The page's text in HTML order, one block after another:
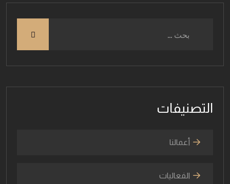
التصنيفات
أعمالنا
الفعاليات